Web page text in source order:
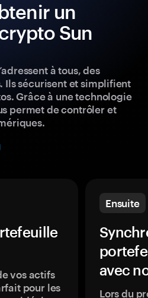
un
Sun
à tous, des
Ils sécurisent et simplifient
Grâce à une technologie
permet de contrôler et
vos actifs
pour les
Ensuite
avec
Lors du